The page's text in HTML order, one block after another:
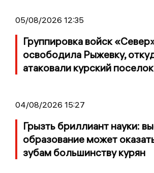
05/08/2026 12:35
Группировка войск
освободила Рыжевку,
атаковали курский
04/08/2026 15:27
Грызть бриллиант науки:
образование может
зубам большинству курян